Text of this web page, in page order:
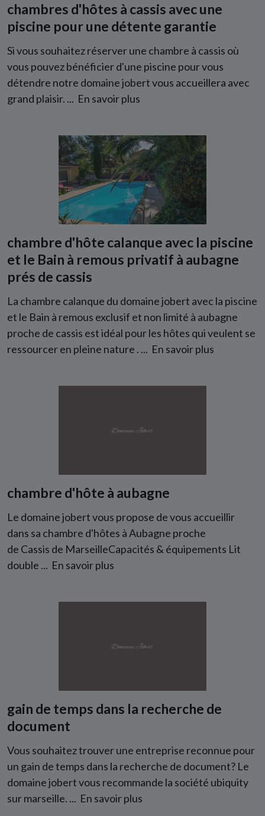
chambres d'hôtes à cassis avec une
piscine pour une détente garantie
Si vous souhaitez réserver une chambre à cassis où
vous pouvez bénéficier d'une piscine pour vous
détendre notre domaine jobert vous accueillera avec
grand plaisir. ... En savoir plus
chambre d'hôte calanque avec la piscine
et le Bain à remous privatif à aubagne
prés de cassis
La chambre calanque du domaine jobert avec la piscine
et le Bain à remous exclusif et non limité à aubagne
proche de cassis est idéal pour les hôtes qui veulent se
ressourcer en pleine nature . ... En savoir plus
chambre d'hôte à aubagne
Le domaine jobert vous propose de vous accueillir
dans sa chambre d'hôtes à Aubagne proche
de Cassis de MarseilleCapacités & équipements Lit
double ... En savoir plus
gain de temps dans la recherche de
document
Vous souhaitez trouver une entreprise reconnue pour
un gain de temps dans la recherche de document? Le
domaine jobert vous recommande la société ubiquity
sur marseille. ... En savoir plus